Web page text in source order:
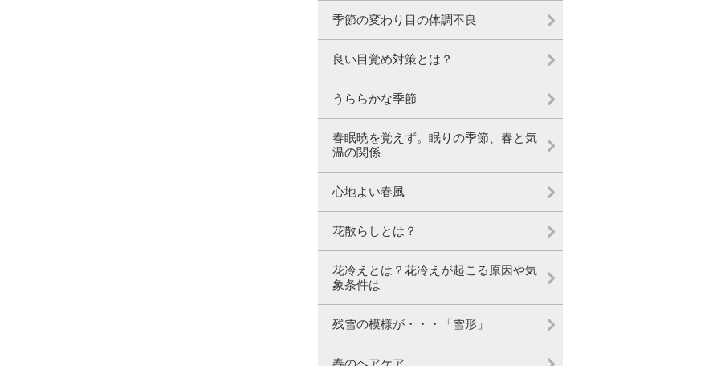
季節の変わり目の体調不良
良い目覚め対策とは？
うららかな季節
春眠暁を覚えず。眠りの季節、春と気
温の関係
心地よい春風
花散らしとは？
花冷えとは？花冷えが起こる原因や気
象条件は
残雪の模様が・・・「雪形」
春のヘアケア